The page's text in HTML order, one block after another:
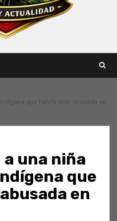
que habría sido abusada en
una niña
que
en